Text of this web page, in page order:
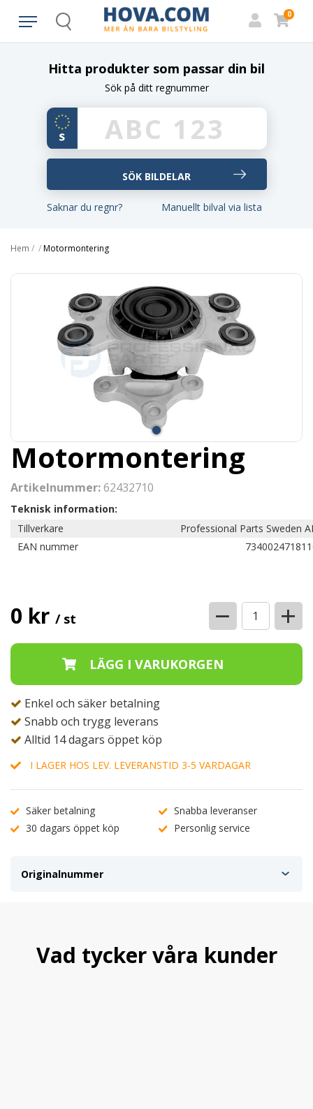
Search
0
Hitta produkter som passar din bil
Sök på ditt regnummer
Saknar du regnr? Manuellt bilval via lista
Hem / /Motormontering
Motormontering
Artikelnummer:62432710
Teknisk information:
Tillverkare
Professional Parts Sweden
EAN nummer
0 kr / st − +
Enkel och säker betalning
Snabb och trygg leverans
Alltid 14 dagars öppet köp
I LAGER HOS LEV. LEVERANSTID 3-5 VARDAGAR
Säker betalning
Snabba leveranser
30 dagars öppet köp
Personlig service
Originalnummer
Vad tycker våra kunder